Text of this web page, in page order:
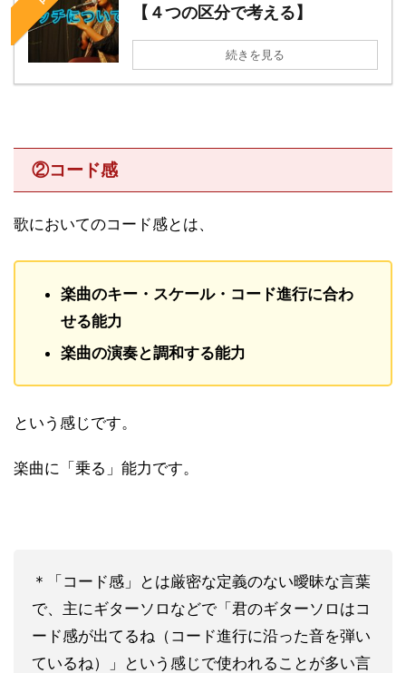
【４つの区分で考える】
続きを見る
②コード感
歌においてのコード感とは、
楽曲のキー・スケール・コード進行に合わ
せる能力
楽曲の演奏と調和する能力
という感じです。
楽曲に「乗る」能力です。
＊「コード感」とは厳密な定義のない曖昧な言葉
で、主にギターソロなどで「君のギターソロはコ
ード感が出てるね（コード進行に沿った音を弾い
ているね）」という感じで使われることが多い言